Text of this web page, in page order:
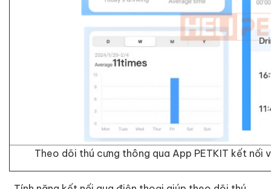
Theo dõi thú cưng thông qua App PETKIT kết nối